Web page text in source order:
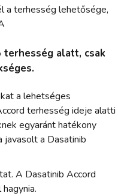
a terhesség lehetősége,
terhesség alatt, csak
a lehetséges
terhesség ideje alatti
egyaránt hatékony
javasolt a Dasatinib
A Dasatinib Accord